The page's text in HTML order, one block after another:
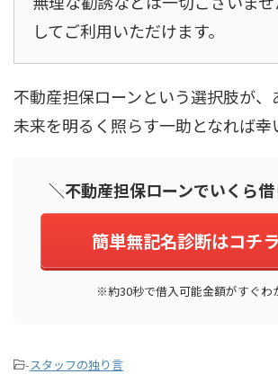
してご利用いただけます。
不動産担保ローンという選択肢が、
未来を明るく照らす一助となれば幸
＼不動産担保ローンでいくら
簡単無記名診断はコチラ
※約30秒で借入可能金額がすぐわ
-スタッフの独り言